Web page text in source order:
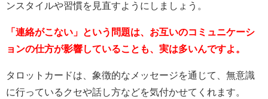
ンスタイルや習慣を見直すようにしましょう。
「連絡がこない」という問題は、お互いのコミュニケーシ
ョンの仕方が影響していることも、実は多いんですよ。
タロットカードは、象徴的なメッセージを通じて、無意識
に行っているクセや話し方などを気付かせてくれます。